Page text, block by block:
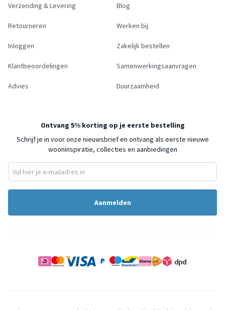
Verzending & Levering
Retourneren
Inloggen
Klantbeoordelingen
Advies
Blog
Werken bij
Zakelijk bestellen
Samenwerkingsaanvragen
Duurzaamheid
Ontvang 5% korting op je eerste bestelling
Schrijf je in voor onze nieuwsbrief en ontvang als eerste nieuwe
wooninspiratie, collecties en aanbiedingen
Aanmelden